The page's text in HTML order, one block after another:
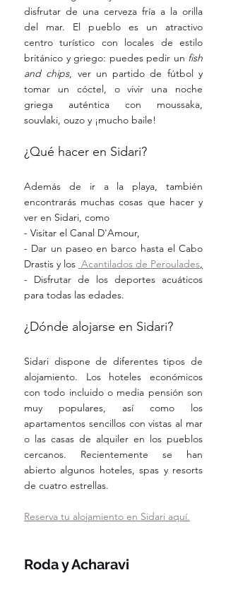
disfrutar de una cerveza fría a la orilla
del mar. El pueblo es un atractivo
centro turístico con locales de estilo
británico y griego: puedes pedir un fish
and chips, ver un partido de fútbol y
tomar un cóctel, o vivir una noche
griega auténtica con moussaka,
souvlaki, ouzo y ¡mucho baile!
¿Qué hacer en Sidari?
Además de ir a la playa, también
encontrarás muchas cosas que hacer y
ver en Sidari, como
- Visitar el Canal D'Amour,
- Dar un paseo en barco hasta el Cabo
Drastis y los Acantilados de Peroulades,
- Disfrutar de los deportes acuáticos
para todas las edades.
¿Dónde alojarse en Sidari?
Sidari dispone de diferentes tipos de
alojamiento. Los hoteles económicos
con todo incluido o media pensión son
muy populares, así como los
apartamentos sencillos con vistas al mar
o las casas de alquiler en los pueblos
cercanos. Recientemente se han
abierto algunos hoteles, spas y resorts
de cuatro estrellas.
Reserva tu alojamiento en Sidari aquí.
Roda y Acharavi